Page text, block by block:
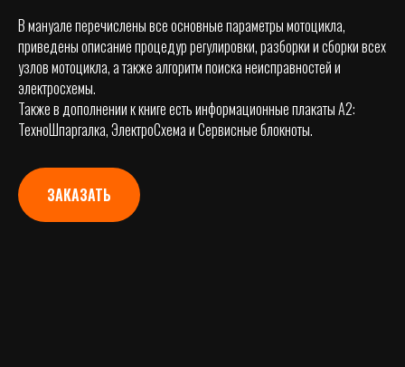
В мануале перечислены все основные параметры мотоцикла,
приведены описание процедур регулировки, разборки и сборки всех
узлов мотоцикла, а также алгоритм поиска неисправностей и
электросхемы.
Также в дополнении к книге есть информационные плакаты А2:
ТехноШпаргалка, ЭлектроСхема и Сервисные блокноты.
ЗАКАЗАТЬ